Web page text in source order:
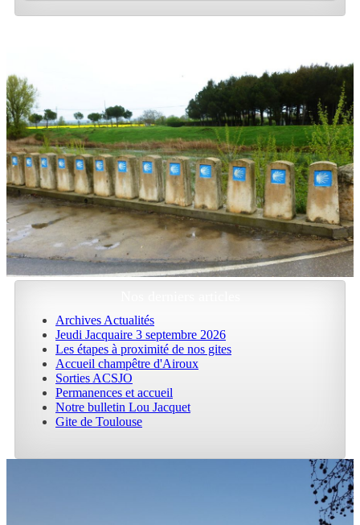
Archives Actualités
Jeudi Jacquaire 3 septembre 2026
Les étapes à proximité de nos gites
Accueil champêtre d'Airoux
Sorties ACSJO
Permanences et accueil
Notre bulletin Lou Jacquet
Gite de Toulouse